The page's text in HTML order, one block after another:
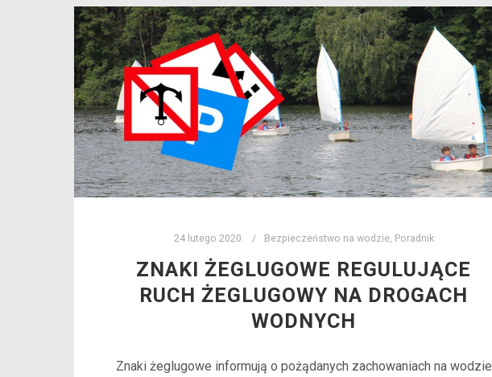
24 lutego 2020 Bezpieczeństwo na wodzie, Poradnik
ZNAKI ŻEGLUGOWE REGULUJĄCE
RUCH ŻEGLUGOWY NA DROGACH
WODNYCH
Znaki żeglugowe informują o pożądanych zachowaniach na wodzie